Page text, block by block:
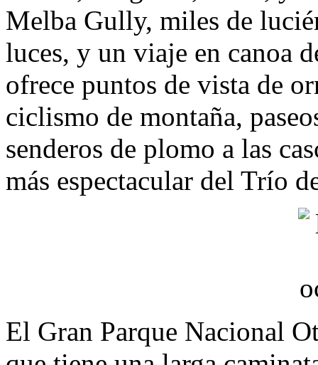
Melba Gully, miles de
luces, y un viaje en canoa
ofrece puntos de vista de
ciclismo de montaña,
senderos de plomo a las
más espectacular del Trío
El Gran Parque Nacional